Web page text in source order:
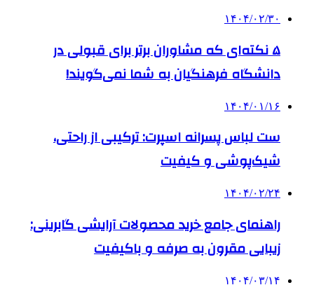
۱۴۰۴/۰۲/۳۰
۵ نکته‌ای که مشاوران برتر برای قبولی در
دانشگاه فرهنگیان به شما نمی‌گویند!
۱۴۰۴/۰۱/۱۶
ست لباس پسرانه اسپرت: ترکیبی از راحتی،
شیک‌پوشی و کیفیت
۱۴۰۴/۰۲/۲۴
راهنمای جامع خرید محصولات آرایشی گابرینی:
زیبایی مقرون به صرفه و باکیفیت
۱۴۰۴/۰۳/۱۴